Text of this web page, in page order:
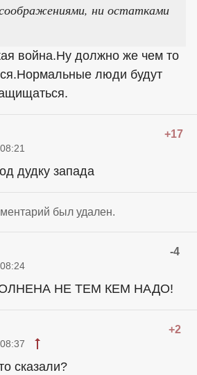
ни остатками
война.Ну должно же чем то
люди будут
+17
дудку запада
был удален.
-4
НЕ ТЕМ КЕМ НАДО!
+2
сказали?